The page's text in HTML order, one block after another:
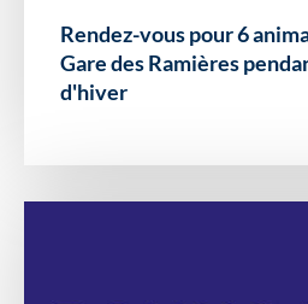
Rendez-vous pour 6
Gare des Ramières
d'hiver